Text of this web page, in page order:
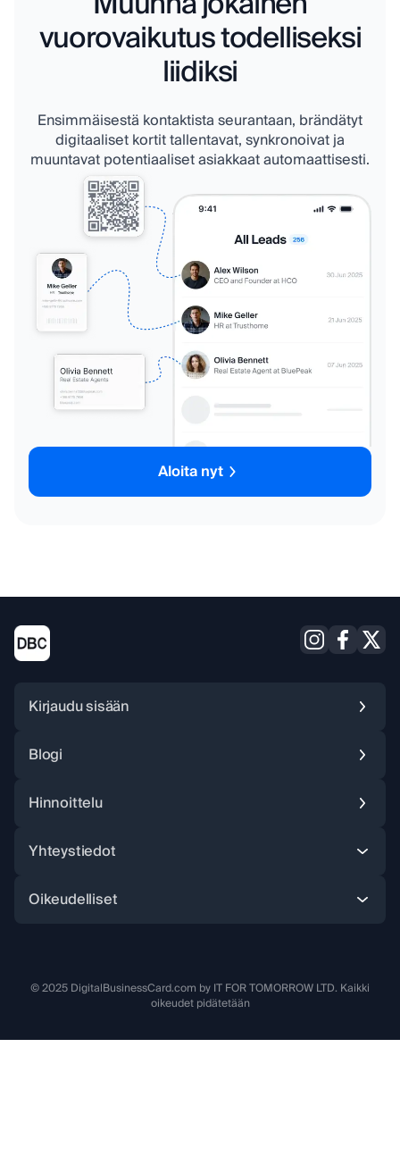
vuorovaikutus todelliseksi
liidiksi
Ensimmäisestä kontaktista seurantaan, brändätyt
digitaaliset kortit tallentavat, synkronoivat ja
muuntavat potentiaaliset asiakkaat automaattisesti.
Aloita nyt
Kirjaudu sisään
Blogi
Hinnoittelu
Yhteystiedot
Oikeudelliset
© 2025 DigitalBusinessCard.com by IT FOR TOMORROW LTD. Kaikki
oikeudet pidätetään